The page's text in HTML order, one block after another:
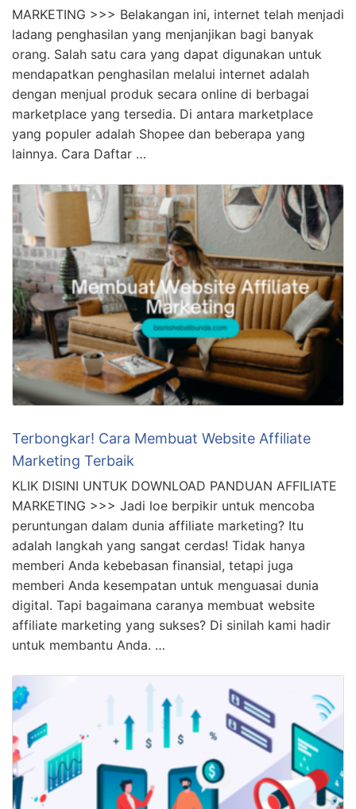
MARKETING >>> Belakangan ini, internet telah menjadi
ladang penghasilan yang menjanjikan bagi banyak
orang. Salah satu cara yang dapat digunakan untuk
mendapatkan penghasilan melalui internet adalah
dengan menjual produk secara online di berbagai
marketplace yang tersedia. Di antara marketplace
yang populer adalah Shopee dan beberapa yang
lainnya. Cara Daftar …
Terbongkar! Cara Membuat Website Affiliate
Marketing Terbaik
KLIK DISINI UNTUK DOWNLOAD PANDUAN AFFILIATE
MARKETING >>> Jadi loe berpikir untuk mencoba
peruntungan dalam dunia affiliate marketing? Itu
adalah langkah yang sangat cerdas! Tidak hanya
memberi Anda kebebasan finansial, tetapi juga
memberi Anda kesempatan untuk menguasai dunia
digital. Tapi bagaimana caranya membuat website
affiliate marketing yang sukses? Di sinilah kami hadir
untuk membantu Anda. …